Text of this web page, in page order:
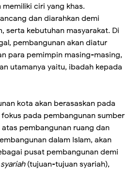
ciri yang khas.
dan diarahkan demi
serta kebutuhan masyarakat. Di
pembangunan akan diatur
para pemimpin masing-masing,
utamanya yaitu, ibadah kepada
kota akan berasaskan pada
pada pembangunan sumber
pembangunan ruang dan
dalam Islam, akan
pusat pembangunan demi
(tujuan-tujuan syariah),